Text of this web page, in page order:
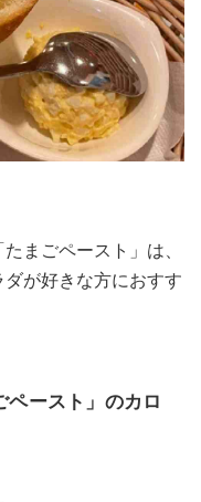
まごペースト」は、
が好きな方におすす
ペースト」のカロ